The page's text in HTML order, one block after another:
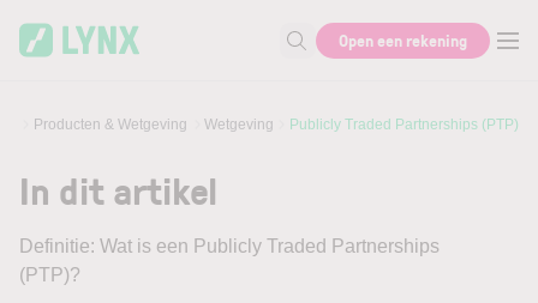
Zoek naar informatie
Open een rekening
Producten & Wetgeving Wetgeving Publicly Traded Partnerships (PTP)
In dit artikel
Definitie: Wat is een Publicly Traded Partnerships
(PTP)?